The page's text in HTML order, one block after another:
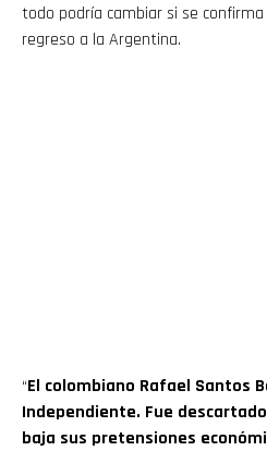
todo podría cambiar si se
regreso a la Argentina.
“El colombiano Rafael Santos
Independiente. Fue
baja sus pretensiones